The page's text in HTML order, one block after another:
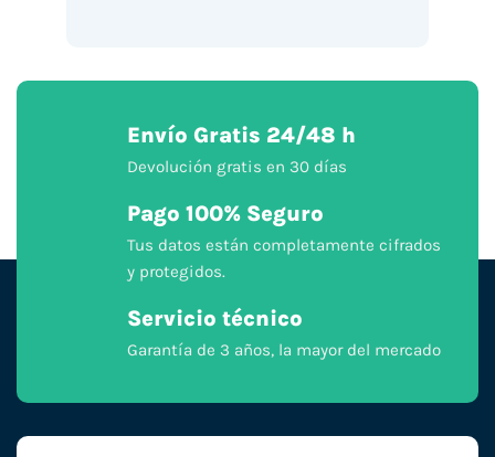
Envío Gratis 24/48 h
Devolución gratis en 30 días
Pago 100% Seguro
Tus datos están completamente cifrados
y protegidos.
Servicio técnico
Garantía de 3 años, la mayor del mercado